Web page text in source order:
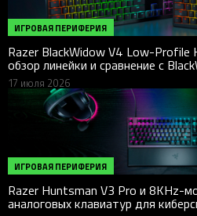
ИГРОВАЯ ПЕРИФЕРИЯ
Razer BlackWidow V4 Low-Profile
обзор линейки и сравнение с
17 июля 2026
ИГРОВАЯ ПЕРИФЕРИЯ
Razer Huntsman V3 Pro и 8KHz-
аналоговых клавиатур для